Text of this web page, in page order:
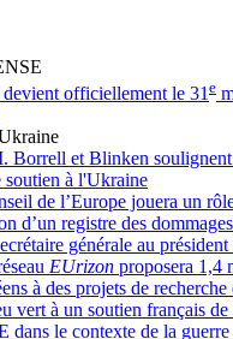
officiellement le 31 e
Borrell et Blinken soulignent
soutien à l'Ukraine
de l’Europe jouera un
d’un registre des
générale au
EUrizon proposera 1,4
à des projets de
vert à un soutien français
dans le contexte de la